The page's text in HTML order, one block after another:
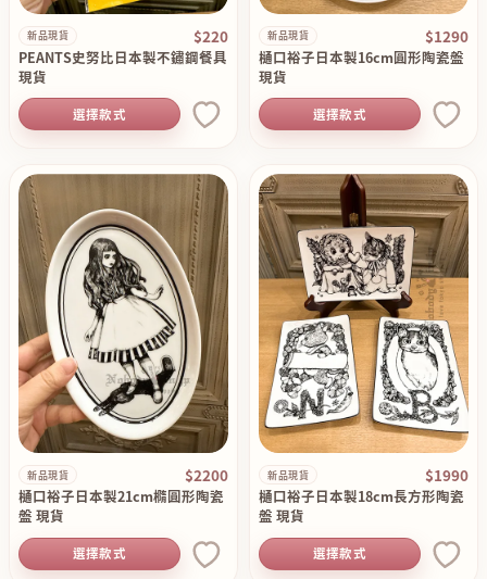
新品現貨 $220
PEANTS史努比日本製不鏽鋼餐具
現貨
選擇款式
新品現貨 $1290
樋口裕子日本製16cm圓形陶瓷盤
現貨
選擇款式
新品現貨 $2200
樋口裕子日本製21cm橢圓形陶瓷
盤 現貨
選擇款式
新品現貨 $1990
樋口裕子日本製18cm長方形陶瓷
盤 現貨
選擇款式